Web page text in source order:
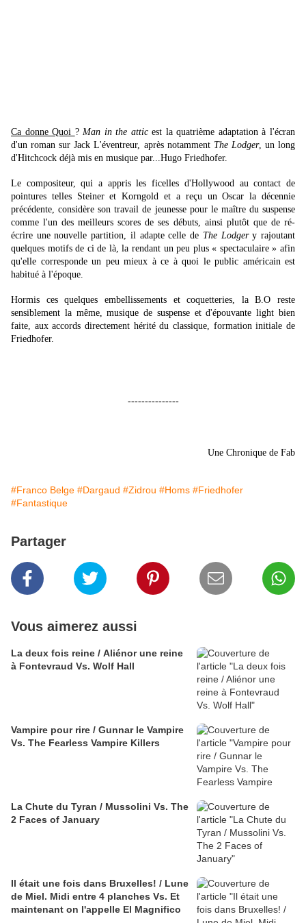
Ca donne Quoi ?Man in the atticest la quatrième adaptation à l'écran
d'un roman sur Jack L'éventreur, après notamment The Lodger, un long
d'Hitchcock déjà mis en musique par...Hugo Friedhofer.
Le compositeur, qui a appris les ficelles d'Hollywood au contact de
pointures telles Steiner et Korngold et a reçu un Oscar la décennie
précédente, considère son travail de jeunesse pour le maître du suspense
comme l'un des meilleurs scores de ses débuts, ainsi plutôt que de ré-
écrire une nouvelle partition, il adapte celle de The Lodgery rajoutant
quelques motifs de ci de là, la rendant un peu plus « spectaculaire » afin
qu'elle corresponde un peu mieux à ce à quoi le public américain est
habitué à l'époque.
Hormis ces quelques embellissements et coquetteries, la B.O reste
sensiblement la même, musique de suspense et d'épouvante light bien
faite, aux accords directement hérité du classique, formation initiale de
Friedhofer.
---------------
Une Chronique de Fab
#Franco Belge #Dargaud #Zidrou #Homs #Friedhofer
#Fantastique
Partager
Vous aimerez aussi
La deux fois reine / Aliénor une reine
à Fontevraud Vs. Wolf Hall
Vampire pour rire / Gunnar le Vampire
Vs. The Fearless Vampire Killers
La Chute du Tyran / Mussolini Vs. The
2 Faces of January
Il était une fois dans Bruxelles! / Lune
de Miel. Midi entre 4 planches Vs. Et
maintenant on l'appelle El Magnifico